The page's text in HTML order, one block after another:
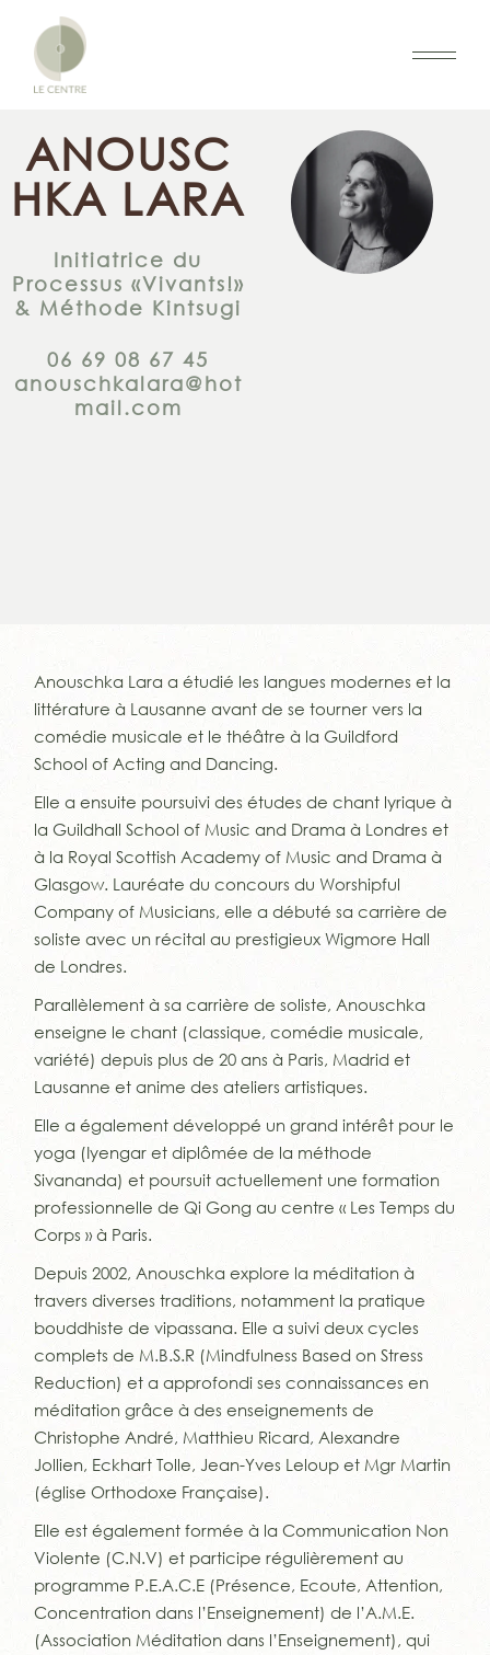
ANOUSC
HKA LARA
Initiatrice du
Processus «Vivants!»
& Méthode Kintsugi
06 69 08 67 45
anouschkalara@hot
mail.com
Anouschka Lara a étudié les langues modernes et la
littérature à Lausanne avant de se tourner vers la
comédie musicale et le théâtre à la Guildford
School of Acting and Dancing.
Elle a ensuite poursuivi des études de chant lyrique à
la Guildhall School of Music and Drama à Londres et
à la Royal Scottish Academy of Music and Drama à
Glasgow. Lauréate du concours du Worshipful
Company of Musicians, elle a débuté sa carrière de
soliste avec un récital au prestigieux Wigmore Hall
de Londres.
Parallèlement à sa carrière de soliste, Anouschka
enseigne le chant (classique, comédie musicale,
variété) depuis plus de 20 ans à Paris, Madrid et
Lausanne et anime des ateliers artistiques.
Elle a également développé un grand intérêt pour le
yoga (Iyengar et diplômée de la méthode
Sivananda) et poursuit actuellement une formation
professionnelle de Qi Gong au centre « Les Temps du
Corps » à Paris.
Depuis 2002, Anouschka explore la méditation à
travers diverses traditions, notamment la pratique
bouddhiste de vipassana. Elle a suivi deux cycles
complets de M.B.S.R (Mindfulness Based on Stress
Reduction) et a approfondi ses connaissances en
méditation grâce à des enseignements de
Christophe André, Matthieu Ricard, Alexandre
Jollien, Eckhart Tolle, Jean-Yves Leloup et Mgr Martin
(église Orthodoxe Française).
Elle est également formée à la Communication Non
Violente (C.N.V) et participe régulièrement au
programme P.E.A.C.E (Présence, Ecoute, Attention,
Concentration dans l’Enseignement) de l’A.M.E.
(Association Méditation dans l’Enseignement), qui